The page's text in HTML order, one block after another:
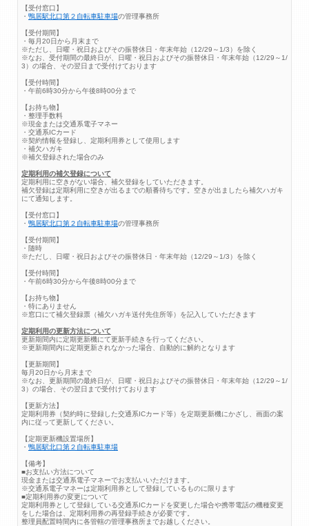
【受付窓口】
・ 鴨居駅北口第２自転車駐車場の管理事務所
【受付期間】
・毎月20日から月末まで
※ただし、日曜・祝日およびその振替休日・年末年始（12/29～1/3）を除く
※なお、受付期間の最終日が、日曜・祝日およびその振替休日・年末年始（12/29～1/
3）の場合、その翌日まで受付けております
【受付時間】
・午前6時30分から午後8時00分まで
【お持ち物】
・整理手数料
※現金または交通系電子マネー
・交通系ICカード
※契約情報を登録し、定期利用券として使用します
・補欠ハガキ
※補欠登録された場合のみ
定期利用の補欠登録について
定期利用に空きがない場合、補欠登録をしていただきます。
補欠登録は定期利用に空きが出るまでの順番待ちです。空きが出ましたら補欠ハガキ
にて通知します。
【受付窓口】
・ 鴨居駅北口第２自転車駐車場の管理事務所
【受付期間】
・随時
※ただし、日曜・祝日およびその振替休日・年末年始（12/29～1/3）を除く
【受付時間】
・午前6時30分から午後8時00分まで
【お持ち物】
・特にありません
※窓口にて補欠登録票（補欠ハガキ送付先住所等）を記入していただきます
定期利用の更新方法について
更新期間内に定期更新機にて更新手続きを行ってください。
※更新期間内に定期更新されなかった場合、自動的に解約となります
【更新期間】
毎月20日から月末まで
※なお、更新期間の最終日が、日曜・祝日およびその振替休日・年末年始（12/29～1/
3）の場合、その翌日まで受付けております
【更新方法】
定期利用券（契約時に登録した交通系ICカード等）を定期更新機にかざし、画面の案
内に従って更新してください。
【定期更新機設置場所】
・ 鴨居駅北口第２自転車駐車場
【備考】
■お支払い方法について
現金または交通系電子マネーでお支払いいただけます。
※交通系電子マネーは定期利用券として登録しているものに限ります
■定期利用券の変更について
定期利用券として登録している交通系ICカードを変更した場合や携帯電話の機種変更
をした場合は、定期利用券の再登録手続きが必要です。
整理員配置時間内に各管轄の管理事務所までお越しください。